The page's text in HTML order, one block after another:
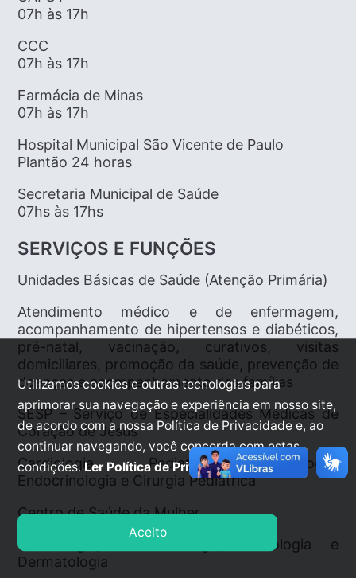
07h às 17h
CCC
07h às 17h
Farmácia de Minas
07h às 17h
Hospital Municipal São Vicente de Paulo
Plantão 24 horas
Secretaria Municipal de Saúde
07hs às 17hs
SERVIÇOS E FUNÇÕES
Unidades Básicas de Saúde (Atenção Primária)
Atendimento médico e de enfermagem,
acompanhamento de hipertensos e diabéticos,
pré-natal, vacinação, curativos, visitas
domiciliares, promoção da saúde, prevenção de
doenças e acompanhamento das famílias
SESP – Serviço de Especialidades Médicas de
Coração de Jesus
Cardiologia, Pediatria, Neurologia,
Endocrinologia e Cirurgia Pediátrica
Centro de Saúde da Mulher
Ginecologia, Fonoaudiologia, Psicologia e
Dermatologia
Utilizamos cookies e outras tecnologias para
aprimorar sua navegação e experiência em nosso site,
de acordo com a nossa Política de Privacidade e, ao
continuar navegando, você concorda com estas
condições.Ler Política de Privacidade.
Aceito